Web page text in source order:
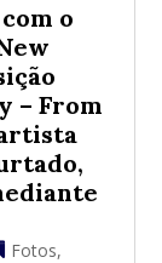
o
– From
Fotos,